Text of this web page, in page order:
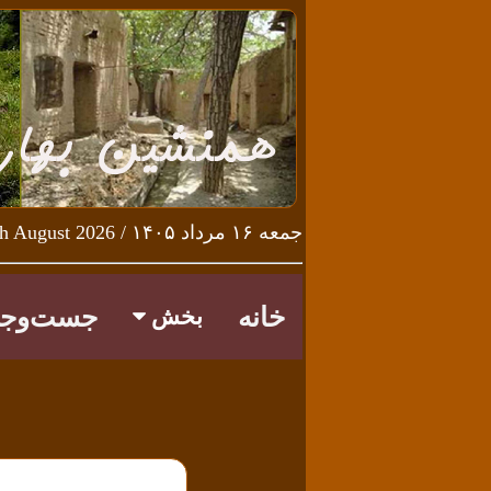
جمعه ۱۶ مرداد ۱۴۰۵ / Friday 7th August 2026
خانه بخش